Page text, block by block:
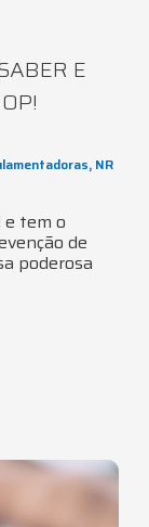
E
, NR
e tem o
de
poderosa